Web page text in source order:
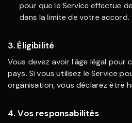
pour que le Service effectue
dans la limite de votre accord.
3. Éligibilité
Vous devez avoir l'âge légal
pays. Si vous utilisez le Service
organisation, vous déclarez être
4. Vos responsabilités